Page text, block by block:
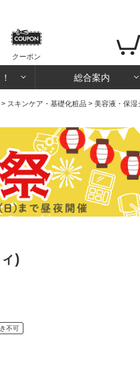
クーポン
総合案内
> スキンケア・基礎化粧品 > 美容液・保湿
)
不可